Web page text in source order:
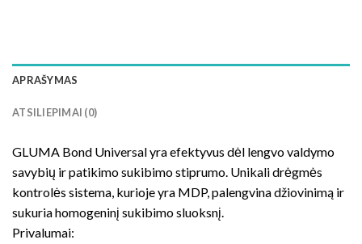
APRAŠYMAS
ATSILIEPIMAI (0)
GLUMA Bond Universal yra efektyvus dėl lengvo valdymo
savybių ir patikimo sukibimo stiprumo. Unikali drėgmės
kontrolės sistema, kurioje yra MDP, palengvina džiovinimą ir
sukuria homogeninį sukibimo sluoksnį.
Privalumai: